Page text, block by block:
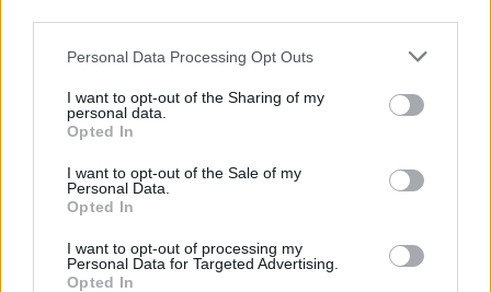
Personal Data Processing Opt Outs
I want to opt-out of the Sharing of my
personal data.
Opted In
I want to opt-out of the Sale of my
Personal Data.
Opted In
I want to opt-out of processing my
Personal Data for Targeted Advertising.
Opted In
vyrą paskatino netikėtai pulti mušti
pačiame miesto centre esančiame bare
ramiai laiką leidusį nepažįstamą gerokai
vyresnį asmenį.